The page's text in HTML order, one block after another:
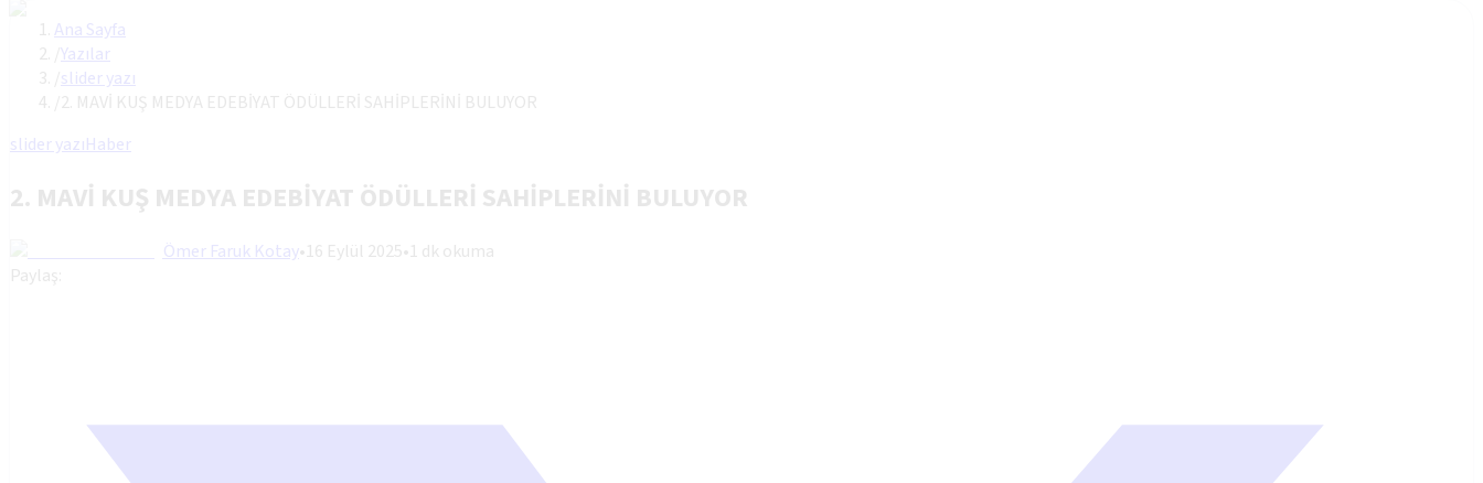
Ana Sayfa
Yazılar
slider yazı
2. MAVİ KUŞ MEDYA EDEBİYAT ÖDÜLLERİ SAHİPLERİNİ BULUYOR
slider yazıHaber
2. MAVİ KUŞ MEDYA EDEBİYAT ÖDÜLLERİ SAHİPLERİNİ BULUYOR
Ömer Faruk Kotay•16 Eylül 2025•1 dk okuma
Paylaş: